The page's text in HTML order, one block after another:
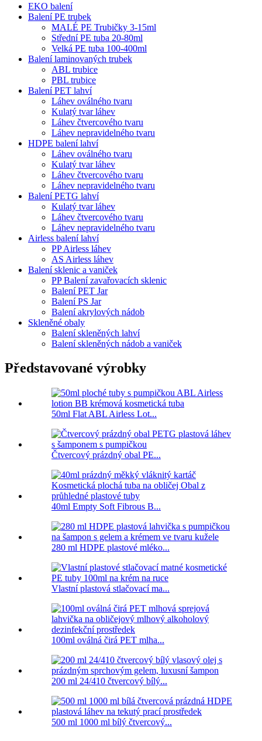
EKO balení
Balení PE trubek
MALÉ PE Trubičky 3-15ml
Střední PE tuba 20-80ml
Velká PE tuba 100-400ml
Balení laminovaných trubek
ABL trubice
PBL trubice
Balení PET lahví
Láhev oválného tvaru
Kulatý tvar láhev
Láhev čtvercového tvaru
Láhev nepravidelného tvaru
HDPE balení lahví
Láhev oválného tvaru
Kulatý tvar láhev
Láhev čtvercového tvaru
Láhev nepravidelného tvaru
Balení PETG lahví
Kulatý tvar láhev
Láhev čtvercového tvaru
Láhev nepravidelného tvaru
Airless balení lahví
PP Airless láhev
AS Airless láhev
Balení sklenic a vaniček
PP Balení zavařovacích sklenic
Balení PET Jar
Balení PS Jar
Balení akrylových nádob
Skleněné obaly
Balení skleněných lahví
Balení skleněných nádob a vaniček
Představované výrobky
50ml Flat ABL Airless Lot...
Čtvercový prázdný obal PE...
40ml Empty Soft Fibrous B...
280 ml HDPE plastové mléko...
Vlastní plastová stlačovací ma...
100ml oválná čirá PET mlha...
200 ml 24/410 čtvercový bílý...
500 ml 1000 ml bílý čtvercový...